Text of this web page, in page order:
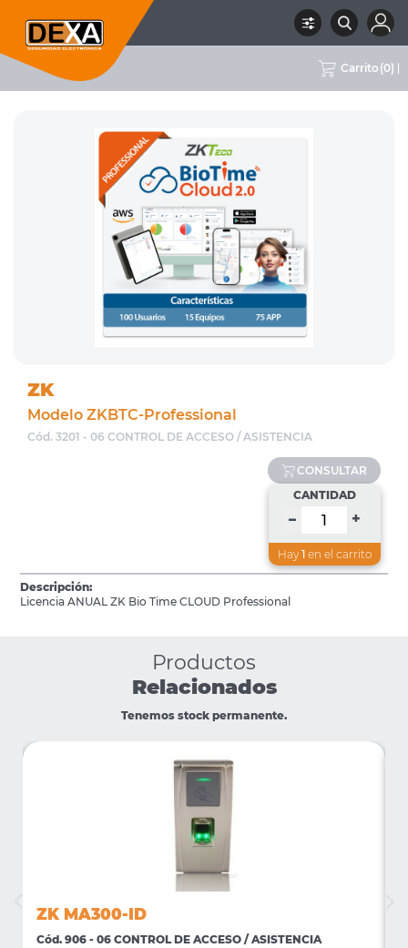
Carrito (0)
06 CONTROL DE ACCESO /
SOFTWARE
ZK
Modelo ZKBTC-Professional
Cód. 3201 - 06 CONTROL DE ACCESO / ASISTENCIA
CONSULTAR
CANTIDAD
– +
Hay 1en el carrito
Descripción:
Licencia ANUAL ZK Bio Time CLOUD Professional
Productos
Relacionados
Tenemos stock permanente.
ZK MA300-ID
Cód. 906 - 06 CONTROL DE ACCESO / ASISTENCIA